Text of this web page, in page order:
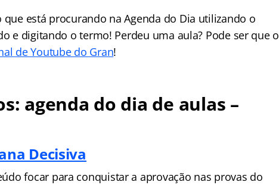
está procurando na Agenda do Dia utilizando o
e digitando o termo! Perdeu uma aula? Pode ser que o
de Youtube do Gran!
agenda do dia de aulas –
Decisiva
focar para conquistar a aprovação nas provas do